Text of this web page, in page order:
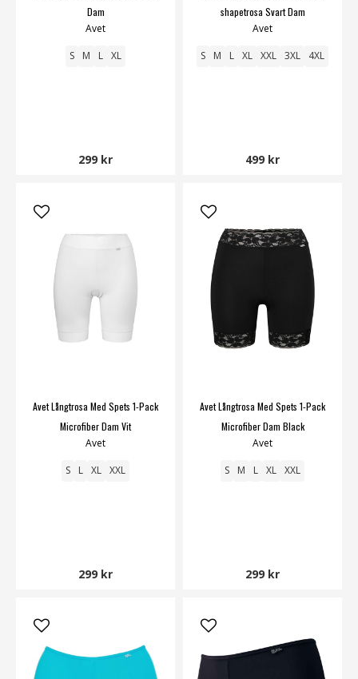
Dam
Avet
S M L XL
299 kr
shapetrosa Svart Dam
Avet
S M L XL XXL 3XL 4XL
499 kr
Avet Långtrosa Med Spets 1-Pack
Microfiber Dam Vit
Avet
S L XL XXL
299 kr
Avet Långtrosa Med Spets 1-Pack
Microfiber Dam Black
Avet
S M L XL XXL
299 kr